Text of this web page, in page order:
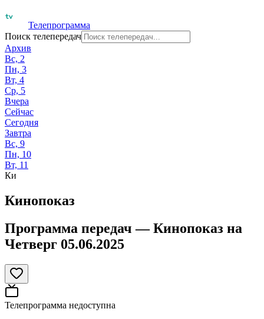
Телепрограмма
Поиск телепередач
Архив
Вс, 2
Пн, 3
Вт, 4
Ср, 5
Вчера
Сейчас
Сегодня
Завтра
Вс, 9
Пн, 10
Вт, 11
Ки
Кинопоказ
Программа передач —Кинопоказ на
Четверг 05.06.2025
Телепрограмма недоступна